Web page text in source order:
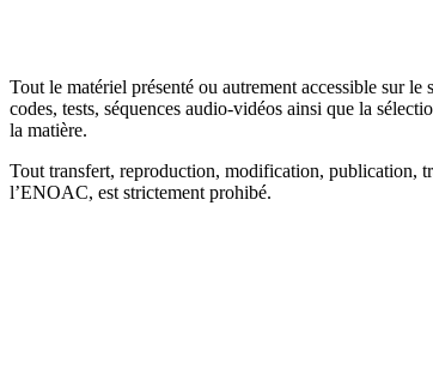
Tout le matériel présenté ou autrement accessible sur
codes, tests, séquences audio-vidéos ainsi que la
la matière.
Tout transfert, reproduction, modification, publication,
l’ENOAC, est strictement prohibé.